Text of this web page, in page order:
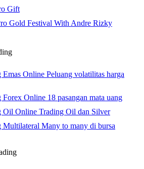
Gift
Gold Festival With Andre Rizky
Emas Online Peluang volatilitas harga
Forex Online 18 pasangan mata uang
Oil Online Trading Oil dan Silver
Multilateral Many to many di bursa